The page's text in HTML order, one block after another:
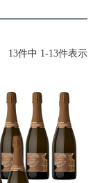
13件中 1-13件表示